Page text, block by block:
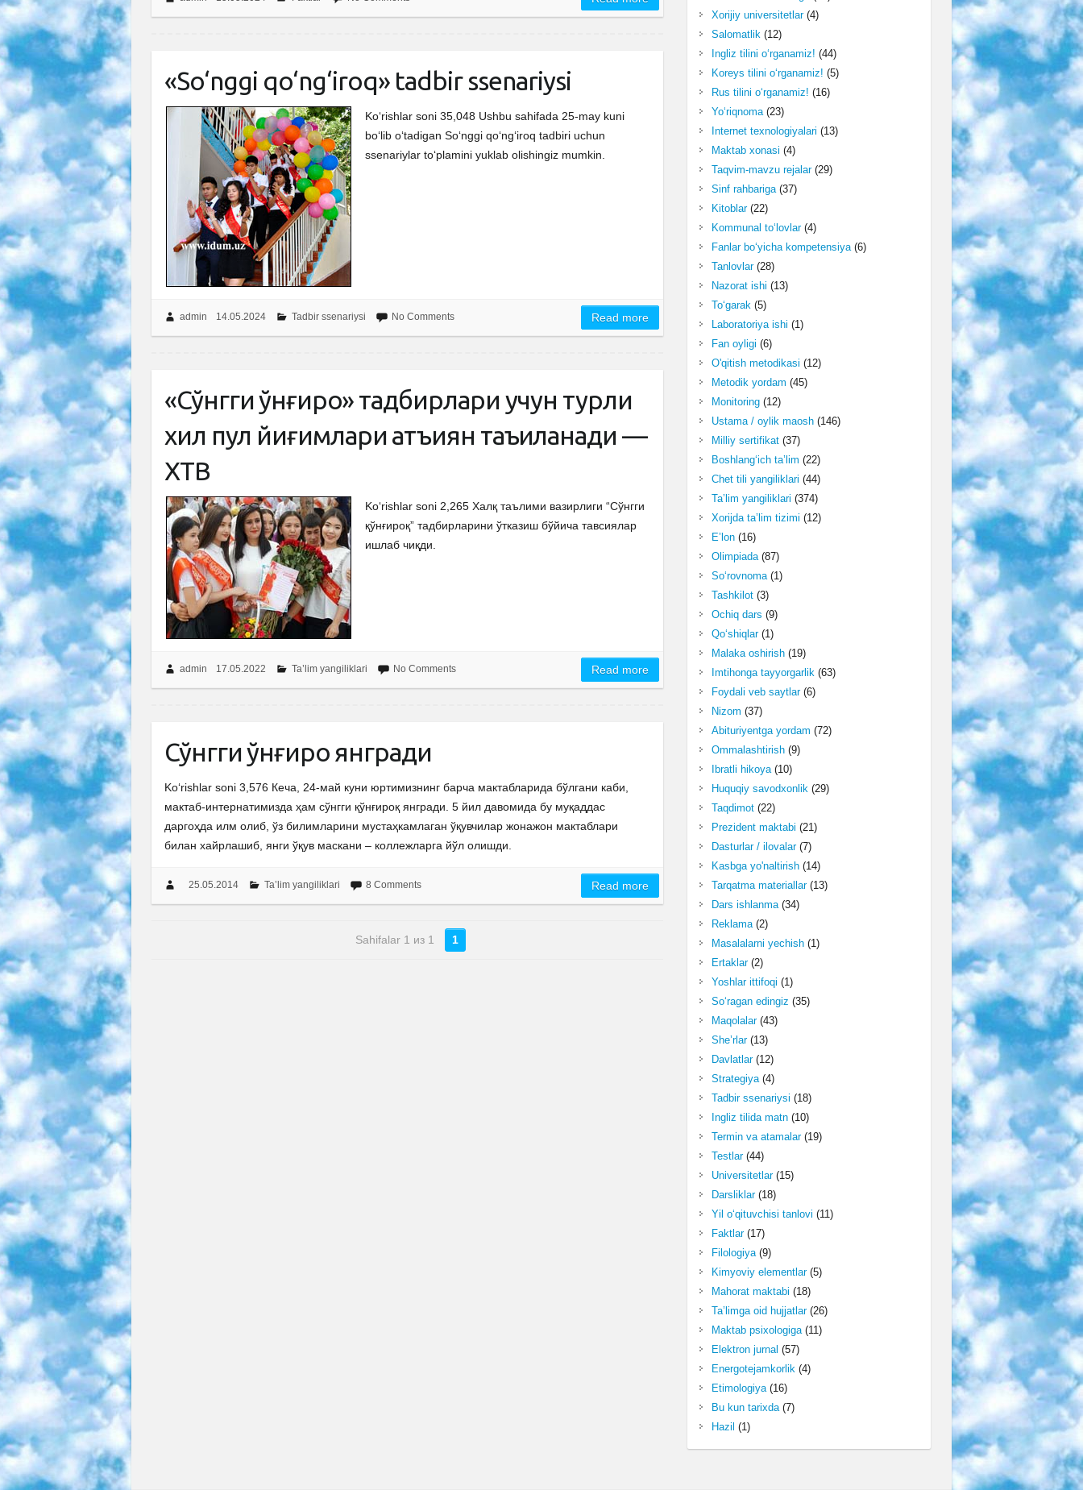
«So‘nggi qo‘ng‘iroq» tadbir ssenariysi
Ko‘rishlar soni 35,048 Ushbu sahifada 25-may kuni
bo‘lib o‘tadigan So‘nggi qo‘ng‘iroq tadbiri uchun
ssenariylar to‘plamini yuklab olishingiz mumkin.
admin 14.05.2024 Tadbir ssenariysi No Comments Read more
«Сўнгги қўнғироқ» тадбирлари учун турли
хил пул йиғимлари қатъиян таъқиқланади —
ХТВ
Ko‘rishlar soni 2,265 Халқ таълими вазирлиги “Сўнгги
қўнғироқ” тадбирларини ўтказиш бўйича тавсиялар
ишлаб чиқди.
admin 17.05.2022 Ta’lim yangiliklari No Comments Read more
Сўнгги қўнғироқ янгради
Ko‘rishlar soni 3,576 Кеча, 24-май куни юртимизнинг барча мактабларида бўлгани каби,
мактаб-интернатимизда ҳам сўнгги қўнғироқ янгради. 5 йил давомида бу муқаддас
даргоҳда илм олиб, ўз билимларини мустаҳкамлаган ўқувчилар жонажон мактаблари
билан хайрлашиб, янги ўқув маскани – коллежларга йўл олишди.
25.05.2014 Ta’lim yangiliklari 8 Comments Read more
Sahifalar 1 из 1 1
Xorijiy universitetlar(4)
Salomatlik(12)
Ingliz tilini o‘rganamiz! (44)
Koreys tilini o‘rganamiz! (5)
Rus tilini o‘rganamiz! (16)
Yo‘riqnoma(23)
Internet texnologiyalari (13)
Maktab xonasi (4)
Taqvim-mavzu rejalar(29)
Sinf rahbariga(37)
Kitoblar(22)
Kommunal to‘lovlar(4)
Fanlar bo‘yicha kompetensiya(6)
Tanlovlar(28)
Nazorat ishi (13)
To‘garak(5)
Laboratoriya ishi (1)
Fan oyligi (6)
O'qitish metodikasi (12)
Metodik yordam (45)
Monitoring(12)
Ustama / oylik maosh(146)
Milliy sertifikat(37)
Boshlang‘ich ta’lim (22)
Chet tili yangiliklari (44)
Ta’lim yangiliklari (374)
Xorijda ta’lim tizimi (12)
E’lon(16)
Olimpiada(87)
So‘rovnoma(1)
Tashkilot(3)
Ochiq dars (9)
Qo‘shiqlar(1)
Malaka oshirish(19)
Imtihonga tayyorgarlik(63)
Foydali veb saytlar(6)
Nizom (37)
Abituriyentga yordam (72)
Ommalashtirish(9)
Ibratli hikoya(10)
Huquqiy savodxonlik(29)
Taqdimot(22)
Prezident maktabi (21)
Dasturlar / ilovalar(7)
Kasbga yo'naltirish(14)
Tarqatma materiallar(13)
Dars ishlanma(34)
Reklama(2)
Masalalarni yechish(1)
Ertaklar(2)
Yoshlar ittifoqi (1)
So‘ragan edingiz (35)
Maqolalar(43)
She’rlar(13)
Davlatlar(12)
Strategiya(4)
Tadbir ssenariysi (18)
Ingliz tilida matn(10)
Termin va atamalar(19)
Testlar(44)
Universitetlar(15)
Darsliklar(18)
Yil o‘qituvchisi tanlovi (11)
Faktlar(17)
Filologiya(9)
Kimyoviy elementlar(5)
Mahorat maktabi (18)
Ta’limga oid hujjatlar(26)
Maktab psixologiga(11)
Elektron jurnal (57)
Energotejamkorlik(4)
Etimologiya(16)
Bu kun tarixda(7)
Hazil (1)